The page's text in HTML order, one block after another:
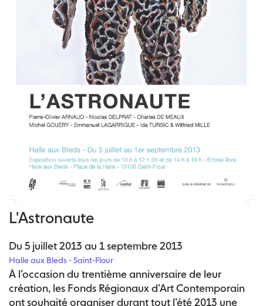
L'Astronaute
Du 5 juillet 2013 au 1 septembre 2013
Halle aux Bleds - Saint-Flour
À l’occasion du trentième anniversaire de leur
création, les Fonds Régionaux d’Art Contemporain
ont souhaité organiser durant tout l’été 2013 une